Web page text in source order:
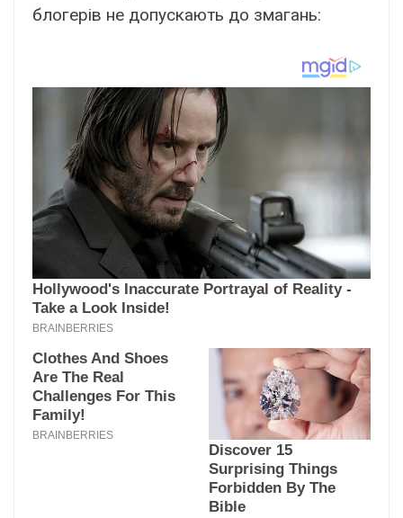
блогерів не допускають до змагань: